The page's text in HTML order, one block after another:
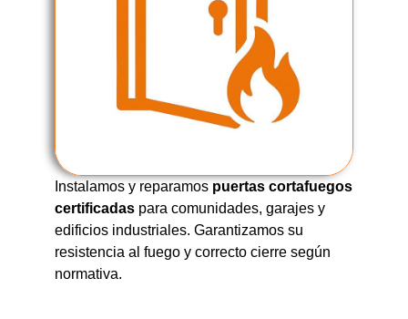
Instalamos y reparamos puertas cortafuegos
certificadas para comunidades, garajes y
edificios industriales. Garantizamos su
resistencia al fuego y correcto cierre según
normativa.